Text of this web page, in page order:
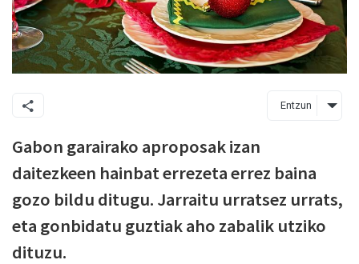
Entzun
Gabon garairako aproposak izan
daitezkeen hainbat errezeta errez baina
gozo bildu ditugu. Jarraitu urratsez urrats,
eta gonbidatu guztiak aho zabalik utziko
dituzu.